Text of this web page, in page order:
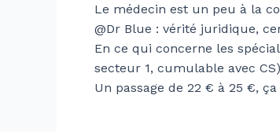
Le médecin est un peu à la
@Dr Blue : vérité juridique,
En ce qui concerne les
secteur 1, cumulable avec
Un passage de 22 € à 25 €,